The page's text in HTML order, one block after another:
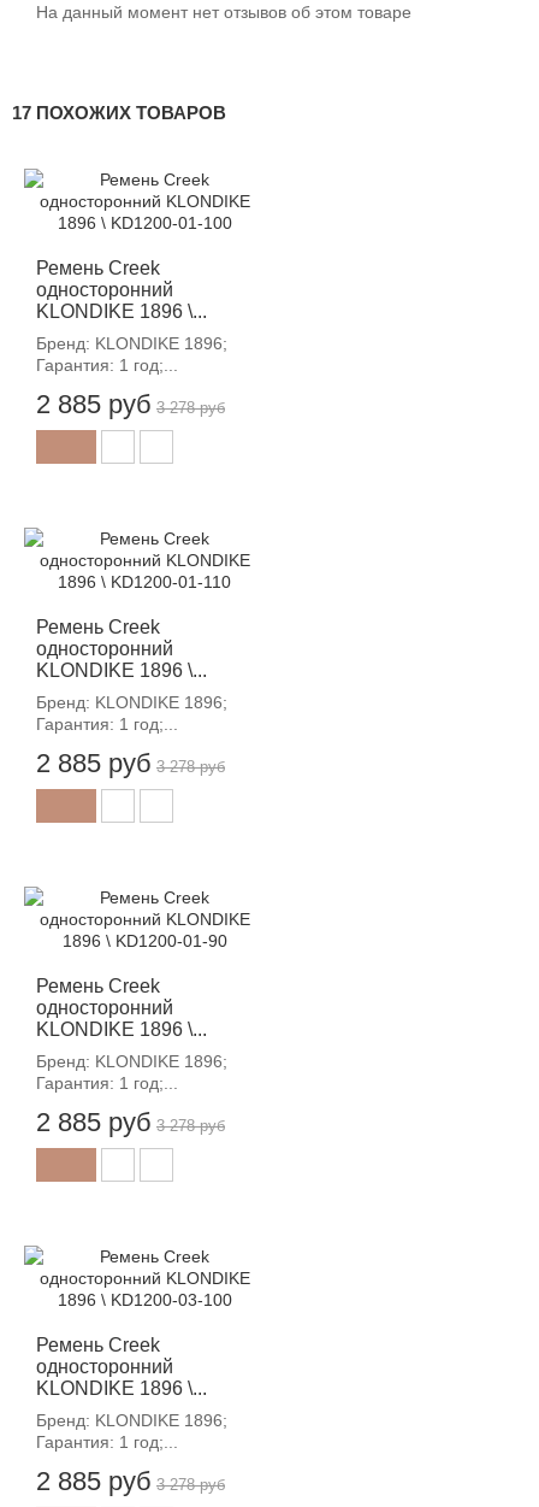
На данный момент нет отзывов об этом товаре
17 ПОХОЖИХ ТОВАРОВ
Ремень Creek
односторонний
KLONDIKE 1896 \...
Бренд: KLONDIKE 1896;
Гарантия: 1 год;...
2 885 руб 3 278 руб
Ремень Creek
односторонний
KLONDIKE 1896 \...
Бренд: KLONDIKE 1896;
Гарантия: 1 год;...
2 885 руб 3 278 руб
Ремень Creek
односторонний
KLONDIKE 1896 \...
Бренд: KLONDIKE 1896;
Гарантия: 1 год;...
2 885 руб 3 278 руб
Ремень Creek
односторонний
KLONDIKE 1896 \...
Бренд: KLONDIKE 1896;
Гарантия: 1 год;...
2 885 руб 3 278 руб